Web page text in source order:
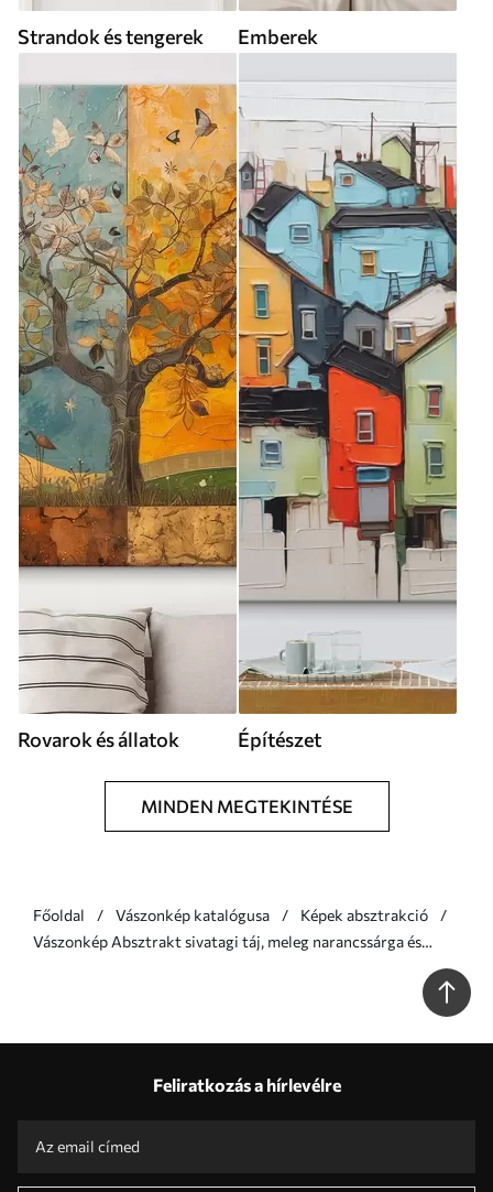
Strandok és tengerek Emberek
Rovarok és állatok Építészet
MINDEN MEGTEKINTÉSE
Főoldal Vászonkép katalógusa
Képek absztrakció
Vászonkép Absztrakt sivatagi táj, meleg narancssárga és
Feliratkozás a hírlevélre